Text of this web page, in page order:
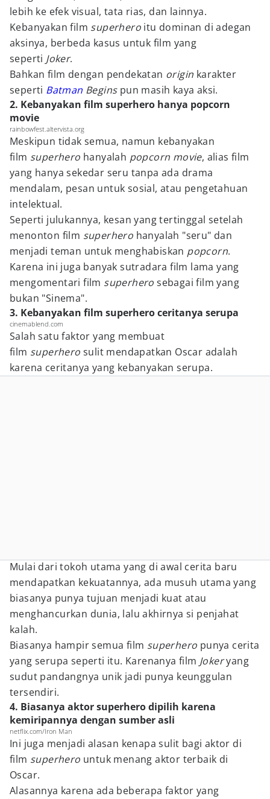
lebih ke efek visual, tata rias, dan lainnya.
Kebanyakan film superhero itu dominan di adegan
aksinya, berbeda kasus untuk film yang
seperti Joker.
Bahkan film dengan pendekatan origin karakter
seperti Batman Begins pun masih kaya aksi.
2. Kebanyakan film superhero hanya popcorn
movie
rainbowfest.altervista.org
Meskipun tidak semua, namun kebanyakan
film superhero hanyalah popcorn movie, alias film
yang hanya sekedar seru tanpa ada drama
mendalam, pesan untuk sosial, atau pengetahuan
intelektual.
Seperti julukannya, kesan yang tertinggal setelah
menonton film superhero hanyalah "seru" dan
menjadi teman untuk menghabiskan popcorn.
Karena ini juga banyak sutradara film lama yang
mengomentari film superherosebagai film yang
bukan "Sinema".
3. Kebanyakan film superhero ceritanya serupa
cinemablend.com
Salah satu faktor yang membuat
film superhero sulit mendapatkan Oscar adalah
karena ceritanya yang kebanyakan serupa.
Mulai dari tokoh utama yang di awal cerita baru
mendapatkan kekuatannya, ada musuh utama yang
biasanya punya tujuan menjadi kuat atau
menghancurkan dunia, lalu akhirnya si penjahat
kalah.
Biasanya hampir semua film superhero punya cerita
yang serupa seperti itu. Karenanya film Jokeryang
sudut pandangnya unik jadi punya keunggulan
tersendiri.
4. Biasanya aktor superhero dipilih karena
kemiripannya dengan sumber asli
netflix.com/Iron Man
Ini juga menjadi alasan kenapa sulit bagi aktor di
film superhero untuk menang aktor terbaik di
Oscar.
Alasannya karena ada beberapa faktor yang